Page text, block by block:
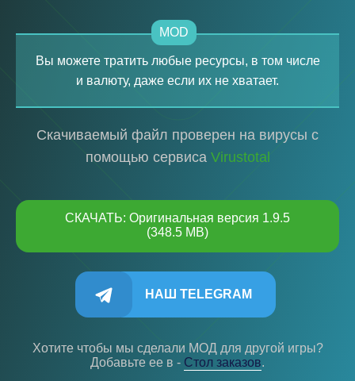
MOD
Вы можете тратить любые ресурсы, в том числе
и валюту, даже если их не хватает.
Скачиваемый файл проверен на вирусы с
помощью сервиса Virustotal
СКАЧАТЬ: Оригинальная версия 1.9.5
(348.5 MB)
НАШ TELEGRAM
Хотите чтобы мы сделали МОД для другой игры?
Добавьте ее в - Cтол заказов.